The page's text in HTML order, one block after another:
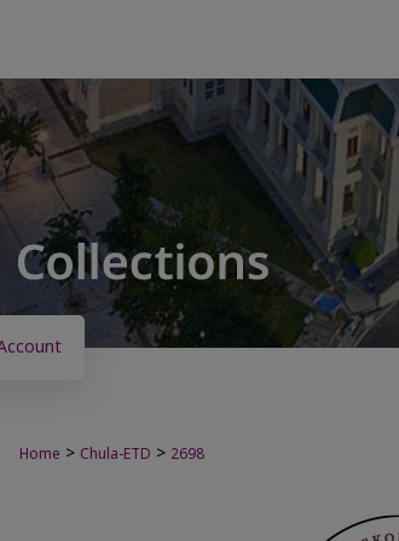
Home > Chula-ETD > 2698